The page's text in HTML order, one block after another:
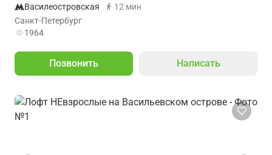
Василеостровская
12 мин
Санкт-Петербург
1964
Позвонить Написать